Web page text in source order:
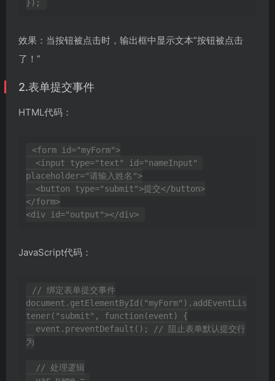
效果：当按钮被点击时，输出框中显示文本”按钮被点击
了！”
2.表单提交事件
HTML代码：
<form id="myForm">
placeholder="请输入姓名">
</form>
JavaScript代码：
// 绑定表单提交事件
document.getElementById("myForm").addEventLis
tener("submit", function(event) {
为